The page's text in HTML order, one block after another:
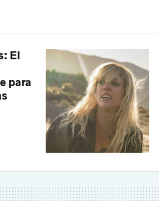
El
para